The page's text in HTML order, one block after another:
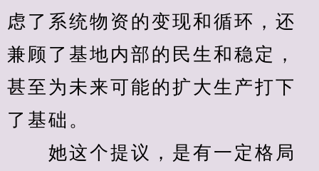
虑了系统物资的变现和循环，还
兼顾了基地内部的民生和稳定，
甚至为未来可能的扩大生产打下
了基础。
她这个提议，是有一定格局